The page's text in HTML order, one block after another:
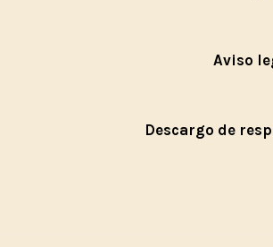
Aviso
Descargo de